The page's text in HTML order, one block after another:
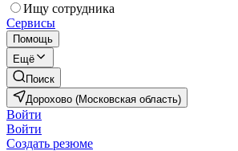
Ищу сотрудника
Сервисы
Помощь
Ещё
Поиск
Дорохово (Московская область)
Войти
Войти
Создать резюме